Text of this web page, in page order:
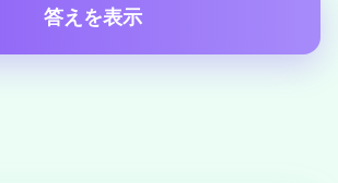
答えを表示